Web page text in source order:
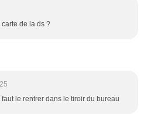
de la ds ?
le rentrer dans le tiroir du bureau